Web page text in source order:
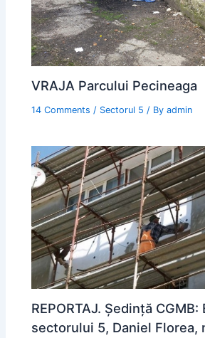
VRAJA Parcului Pecineaga
14 Comments / Sectorul 5 / Byadmin
REPORTAJ. Ședință CGMB:
sectorului 5, Daniel Florea,